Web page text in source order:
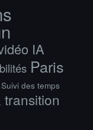
IA
Paris
Suivi des temps
transition